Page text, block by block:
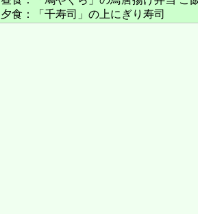
夕食：「千寿司」の上にぎり寿司